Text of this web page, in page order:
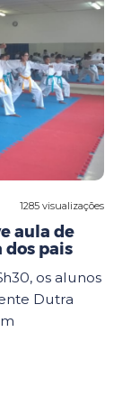
1285 visualizações
aula de
pais
os alunos
Dutra